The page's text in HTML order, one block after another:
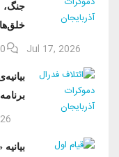
جنگ،
Jul 17, 2026
0